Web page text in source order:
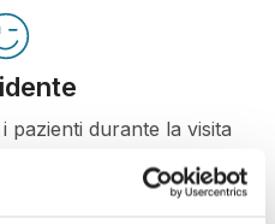
pazienti durante la visita